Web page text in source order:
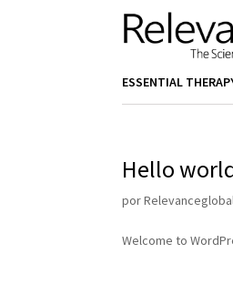
ESSENTIAL
Hello
por
Welcome to